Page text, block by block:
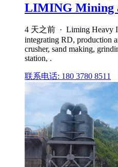
LIMING Mining
4 天之前 · Liming Heavy
integrating RD, production
crusher, sand making,
station, .
联系电话: 180 3780 8511